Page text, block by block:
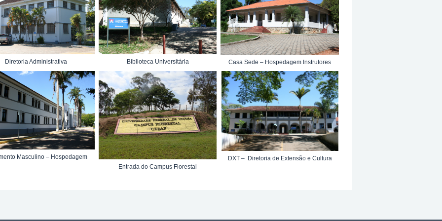
Diretoria Administrativa Biblioteca Universitária Casa Sede – Hospedagem Instrutores
Masculino – Hospedagem
Entrada do Campus Florestal
DXT – Diretoria de Extensão e Cultura